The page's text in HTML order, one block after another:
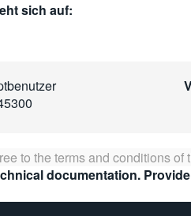
sich auf:
to the terms and conditions of
documentation.